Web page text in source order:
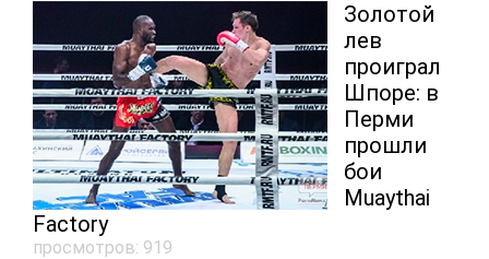
Золотой
лев
проиграл
Шпоре: в
Перми
прошли
бои
Muaythai
Factory
просмотров: 919